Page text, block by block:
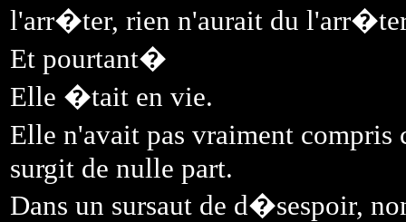
l'arr�ter, rien n'aurait du
Et pourtant�
Elle �tait en vie.
Elle n'avait pas vraiment
surgit de nulle part.
Dans un sursaut de d�sespoir,